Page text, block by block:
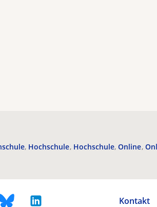
Hochschule Hochschule Online
Kontakt